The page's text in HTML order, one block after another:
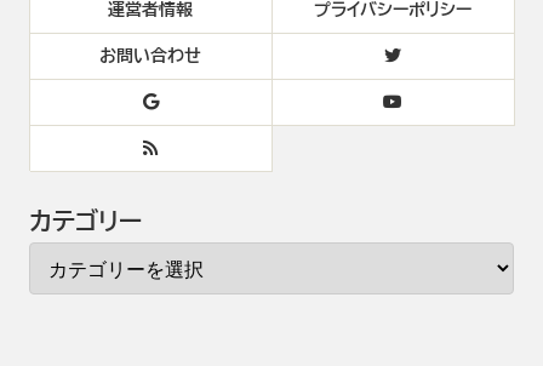
運営者情報 プライバシーポリシー
お問い合わせ
カテゴリー